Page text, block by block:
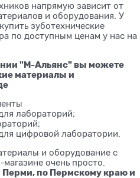
напрямую зависит от
и оборудования. У
зуботехнические
по доступным ценам у нас на
"М-Альянс" вы можете
материалы и
лабораторий;
цифровой лаборатории.
и оборудование с
очень просто.
Перми, по Пермскому краю и